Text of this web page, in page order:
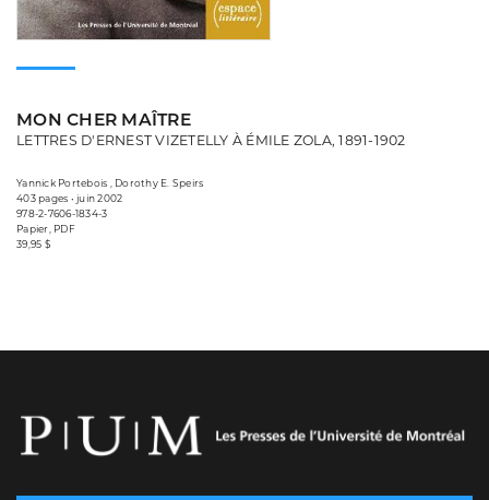
MON CHER MAÎTRE
LETTRES D'ERNEST VIZETELLY À ÉMILE ZOLA, 1891-1902
Yannick Portebois , Dorothy E. Speirs
403 pages • juin 2002
978-2-7606-1834-3
Papier, PDF
39,95 $